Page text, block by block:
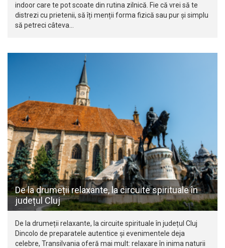
indoor care te pot scoate din rutina zilnică. Fie că vrei să te
distrezi cu prietenii, să îți menții forma fizică sau pur și simplu
să petreci câteva…
De la drumeții relaxante, la circuite spirituale în
județul Cluj
De la drumeții relaxante, la circuite spirituale în județul Cluj
Dincolo de preparatele autentice și evenimentele deja
celebre, Transilvania oferă mai mult: relaxare în inima naturii